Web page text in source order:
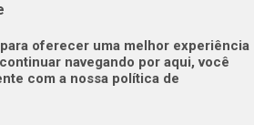
oferecer uma melhor experiência
navegando por aqui, você
com a nossa política de